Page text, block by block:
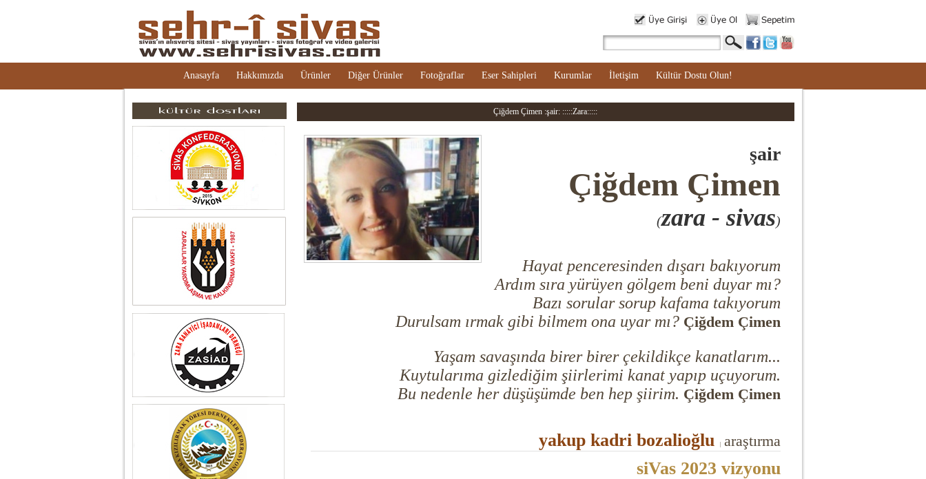
Anasayfa Hakkımızda Ürünler Diğer Ürünler Fotoğraflar Eser Sahipleri Kurumlar İletişim Kültür Dostu Olun!
Çiğdem Çimen :şair: :::::Zara:::::
şair
Çiğdem Çimen
(zara - sivas)
Hayat penceresinden dışarı bakıyorum
Ardım sıra yürüyen gölgem beni duyar mı?
Bazı sorular sorup kafama takıyorum
Durulsam ırmak gibi bilmem ona uyar mı? Çiğdem Çimen
Yaşam savaşında birer birer çekildikçe kanatlarım...
Kuytularıma gizlediğim şiirlerimi kanat yapıp uçuyorum.
Bu nedenle her düşüşümde ben hep şiirim. Çiğdem Çimen
yakup kadri bozalioğlu araştırma
siVas 2023 vizyonu